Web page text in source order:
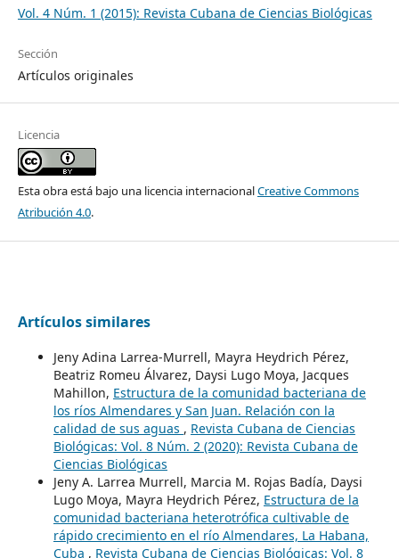
Vol. 4 Núm. 1 (2015): Revista Cubana de Ciencias Biológicas
Sección
Artículos originales
Licencia
Esta obra está bajo una licencia internacionalCreative Commons
Atribución 4.0.
Artículos similares
Jeny Adina Larrea-Murrell, Mayra Heydrich Pérez,
Beatriz Romeu Álvarez, Daysi Lugo Moya, Jacques
Mahillon, Estructura de la comunidad bacteriana de
los ríos Almendares y San Juan. Relación con la
calidad de sus aguas , Revista Cubana de Ciencias
Biológicas: Vol. 8 Núm. 2 (2020): Revista Cubana de
Ciencias Biológicas
Jeny A. Larrea Murrell, Marcia M. Rojas Badía, Daysi
Lugo Moya, Mayra Heydrich Pérez, Estructura de la
comunidad bacteriana heterotrófica cultivable de
rápido crecimiento en el río Almendares, La Habana,
Cuba , Revista Cubana de Ciencias Biológicas: Vol. 8